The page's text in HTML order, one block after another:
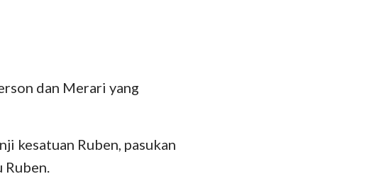
dan Merari yang
kesatuan Ruben, pasukan
Ruben.